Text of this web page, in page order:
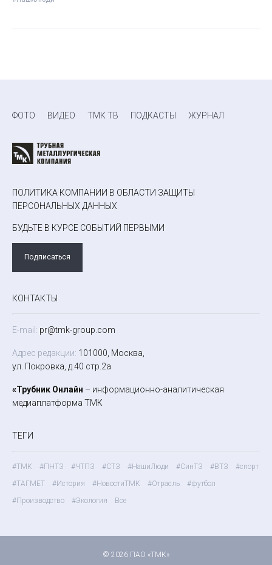
ФОТО ВИДЕО ТМК ТВ ПОДКАСТЫ ЖУРНАЛ
ПОЛИТИКА КОМПАНИИ В ОБЛАСТИ ЗАЩИТЫ
ПЕРСОНАЛЬНЫХ ДАННЫХ
БУДЬТЕ В КУРСЕ СОБЫТИЙ ПЕРВЫМИ
Подписаться
КОНТАКТЫ
E-mail: pr@tmk-group.com
Адрес редакции: 101000, Москва,
ул. Покровка, д.40 стр.2а
«Трубник Онлайн – информационно-аналитическая
медиаплатформа ТМК
ТЕГИ
#ТМК #ПНТЗ #ЧТПЗ #СТЗ #НашиЛюди #СинТЗ #ВТЗ
#спорт
#ТАГМЕТ
#История #НовостиТМК #Отрасль
#футбол
#Производство
#Экология Все
© 2026 ПАО «ТМК»